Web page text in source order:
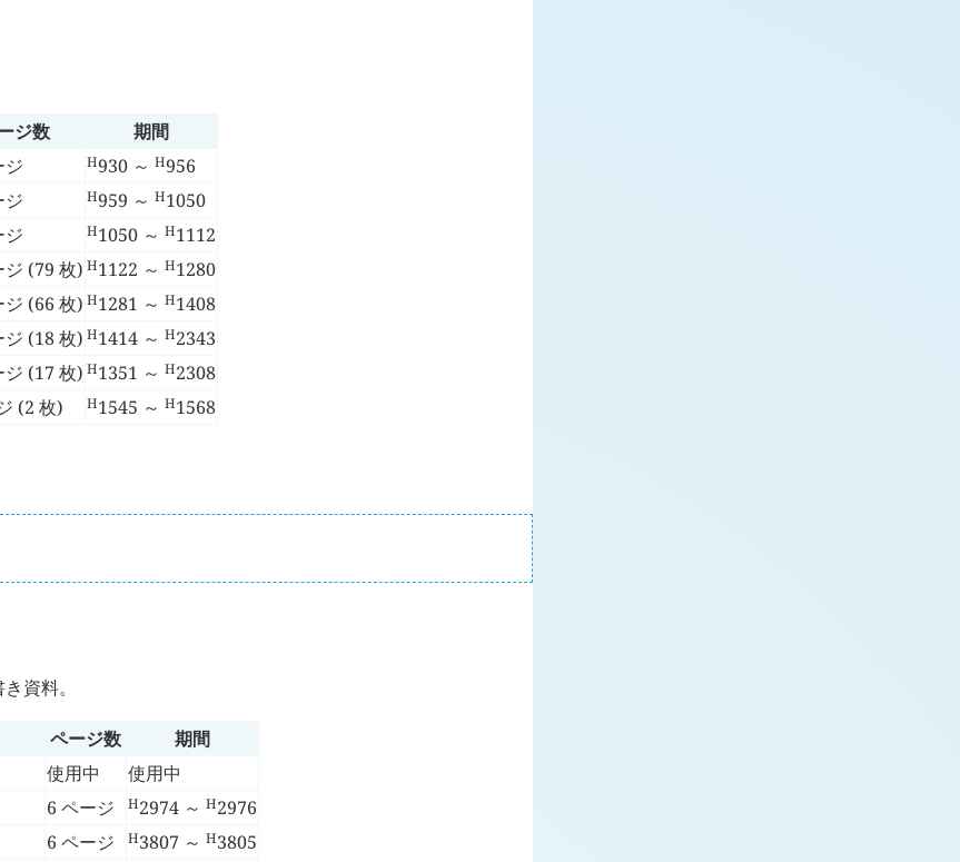
ジ数
期間
ジ H930～ H956
ジ H959 ～ H1050
ジ H1050～ H1112
ジ (79 枚) H1122 ～ H1280
ジ (66 枚) H1281 ～ H1408
ジ (18 枚) H1414～ H2343
ジ (17 枚) H1351 ～ H2308
(2 枚) H1545 ～ H1568
資料。
ページ数
期間
使用中
使用中
6 ページ H2974～ H2976
6 ページ H3807 ～ H3805